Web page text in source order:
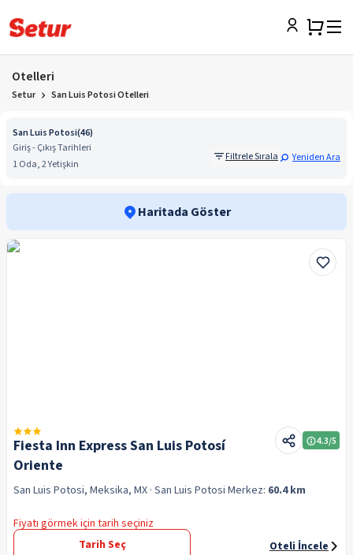
Otelleri
Setur San Luis Potosi Otelleri
San Luis Potosi(46)
Giriş - Çıkış Tarihleri
1 Oda, 2 Yetişkin
Filtrele Sırala Yeniden Ara
Haritada Göster
Fiesta Inn Express San Luis Potosí
Oriente
4.3/5
San Luis Potosi, Meksika, MX · San Luis Potosi Merkez: 60.4 km
Fiyatı görmek için tarih seçiniz
Tarih Seç
Oteli İncele